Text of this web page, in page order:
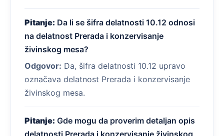
Pitanje: Da li se šifra delatnosti 10.12 odnosi
na delatnost Prerada i konzervisanje
živinskog mesa?
Odgovor: Da, šifra delatnosti 10.12 upravo
označava delatnost Prerada i konzervisanje
živinskog mesa.
Pitanje: Gde mogu da proverim detaljan opis
delatnosti Prerada i konzervisanje živinskog